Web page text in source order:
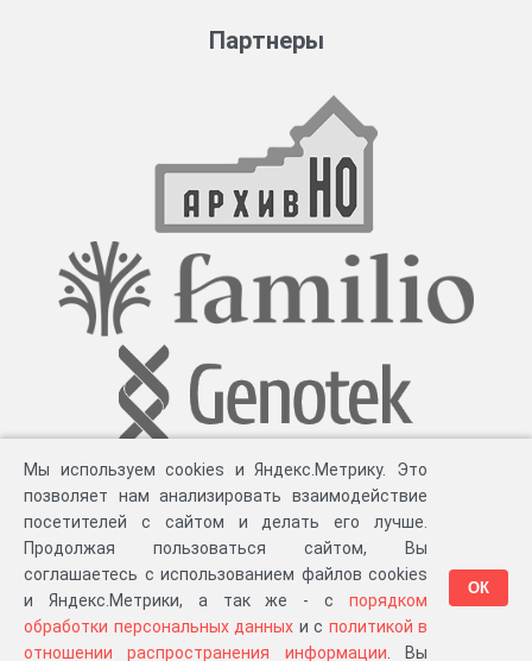
Партнеры
Разработка компании «Великіе предки», 2023-2026 гг. Блог.Суть проекта
Персональные данные.Распространение информации . ЧаВО. Сборка 111.35
Мы используем cookies и Яндекс.Метрику. Это
позволяет нам анализировать взаимодействие
посетителей с сайтом и делать его лучше.
Продолжая пользоваться сайтом, Вы
соглашаетесь с использованием файлов cookies
и Яндекс.Метрики, а так же - с порядком
обработки персональных данных и с политикой в
отношении распространения информации . Вы
ОК